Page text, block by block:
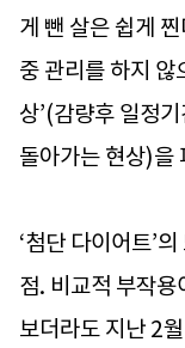
게 뺀 살은 쉽게
중 관리를 하지 않
상’(감량후 일정
돌아가는 현상)을
‘첨단 다이어트’
점. 비교적 부작용
보더라도 지난 2